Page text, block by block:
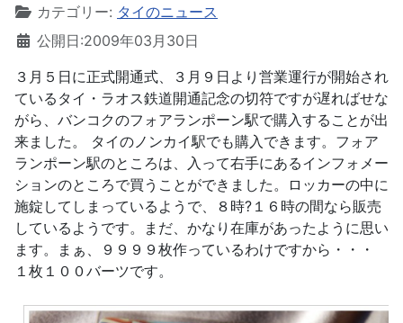
カテゴリー: タイのニュース
公開日:2009年03月30日
３月５日に正式開通式、３月９日より営業運行が開始され
ているタイ・ラオス鉄道開通記念の切符ですが遅ればせな
がら、バンコクのフォアランポーン駅で購入することが出
来ました。 タイのノンカイ駅でも購入できます。フォア
ランポーン駅のところは、入って右手にあるインフォメー
ションのところで買うことができました。ロッカーの中に
施錠してしまっているようで、８時?１６時の間なら販売
しているようです。まだ、かなり在庫があったように思い
ます。まぁ、９９９９枚作っているわけですから・・・
１枚１００バーツです。